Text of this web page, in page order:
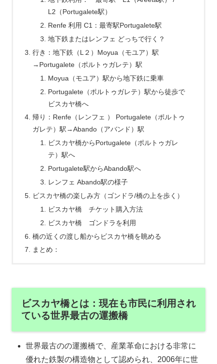
L2（Portugalete駅）
Renfe 利用 C1：最寄駅Portugalete駅
地下鉄またはレンフェ どっちで行く？
行き：地下鉄（L２）Moyua（モユア）駅
→Portugalete（ポルトゥガレテ）駅
Moyua（モユア）駅から地下鉄に乗車
Portugalete（ポルトゥガレテ）駅から徒歩で
ビスカヤ橋へ
帰り：Renfe（レンフェ ） Portugalete（ポルトゥ
ガレテ）駅→Abando（アバンド）駅
ビスカヤ橋からPortugalete（ポルトゥガレ
テ）駅へ
Portugalete駅からAbando駅へ
レンフェ Abando駅の様子
ビスカヤ橋の楽しみ方（ゴンドラ/橋の上を歩く）
ビスカヤ橋 チケット購入方法
ビスカヤ橋 ゴンドラを利用
橋の近くの渡し船からビスカヤ橋を眺める
まとめ：
ビスカヤ橋とは：現在も市民に利用され
ている世界最古の運搬橋
世界最古のの運搬橋で、産業革命における非常に
優れた鉄製の構造物として認められ、2006年に世